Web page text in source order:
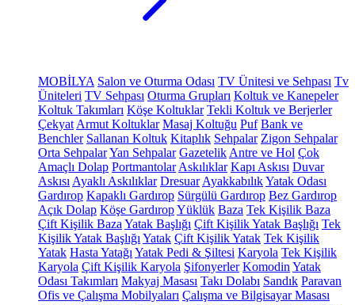
MOBİLYA Salon ve Oturma Odası TV Ünitesi ve Sehpası Tv
Üniteleri TV Sehpası Oturma Grupları Koltuk ve Kanepeler
Koltuk Takımları Köşe Koltuklar Tekli Koltuk ve Berjerler
Çekyat Armut Koltuklar Masaj Koltuğu Puf Bank ve
Benchler Sallanan Koltuk Kitaplık Sehpalar Zigon Sehpalar
Orta SehpalarYan Sehpalar Gazetelik Antre ve Hol Çok
Amaçlı Dolap Portmantolar Askılıklar Kapı Askısı Duvar
Askısı Ayaklı Askılıklar Dresuar AyakkabılıkYatak Odası
Gardırop Kapaklı Gardırop Sürgülü Gardırop Bez Gardırop
Açık Dolap Köşe GardıropYüklük Baza Tek Kişilik Baza
Çift Kişilik Baza Yatak Başlığı Çift Kişilik Yatak Başlığı Tek
Kişilik Yatak Başlığı Yatak Çift Kişilik Yatak Tek Kişilik
Yatak Hasta Yatağı Yatak Pedi & Şiltesi Karyola Tek Kişilik
Karyola Çift Kişilik Karyola Şifonyerler Komodin Yatak
Odası Takımları Makyaj Masası Takı Dolabı Sandık Paravan
Ofis ve Çalışma Mobilyaları Çalışma ve Bilgisayar Masası